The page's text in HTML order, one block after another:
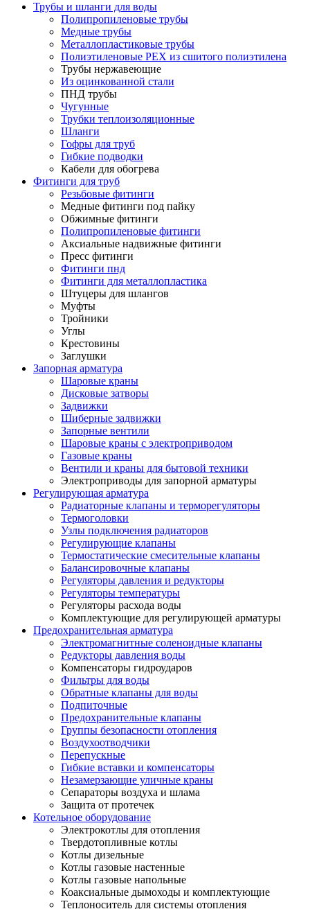
Трубы и шланги для воды
Полипропиленовые трубы
Медные трубы
Металлопластиковые трубы
Полиэтиленовые PEX из сшитого полиэтилена
Трубы нержавеющие
Из оцинкованной стали
ПНД трубы
Чугунные
Трубки теплоизоляционные
Шланги
Гофры для труб
Гибкие подводки
Кабели для обогрева
Фитинги для труб
Резьбовые фитинги
Медные фитинги под пайку
Обжимные фитинги
Полипропиленовые фитинги
Аксиальные надвижные фитинги
Пресс фитинги
Фитинги пнд
Фитинги для металлопластика
Штуцеры для шлангов
Муфты
Тройники
Углы
Крестовины
Заглушки
Запорная арматура
Шаровые краны
Дисковые затворы
Задвижки
Шиберные задвижки
Запорные вентили
Шаровые краны с электроприводом
Газовые краны
Вентили и краны для бытовой техники
Электроприводы для запорной арматуры
Регулирующая арматура
Радиаторные клапаны и терморегуляторы
Термоголовки
Узлы подключения радиаторов
Регулирующие клапаны
Термостатические смесительные клапаны
Балансировочные клапаны
Регуляторы давления и редукторы
Регуляторы температуры
Регуляторы расхода воды
Комплектующие для регулирующей арматуры
Предохранительная арматура
Электромагнитные соленоидные клапаны
Редукторы давления воды
Компенсаторы гидроударов
Фильтры для воды
Обратные клапаны для воды
Подпиточные
Предохранительные клапаны
Группы безопасности отопления
Воздухоотводчики
Перепускные
Гибкие вставки и компенсаторы
Незамерзающие уличные краны
Сепараторы воздуха и шлама
Защита от протечек
Котельное оборудование
Электрокотлы для отопления
Твердотопливные котлы
Котлы дизельные
Котлы газовые настенные
Котлы газовые напольные
Коаксиальные дымоходы и комплектующие
Теплоноситель для системы отопления